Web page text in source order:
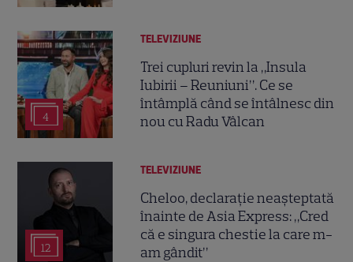
4
TELEVIZIUNE
Trei cupluri revin la „Insula
Iubirii – Reuniuni”. Ce se
întâmplă când se întâlnesc din
nou cu Radu Vâlcan
12
TELEVIZIUNE
Cheloo, declarație neașteptată
înainte de Asia Express: „Cred
că e singura chestie la care m-
am gândit”